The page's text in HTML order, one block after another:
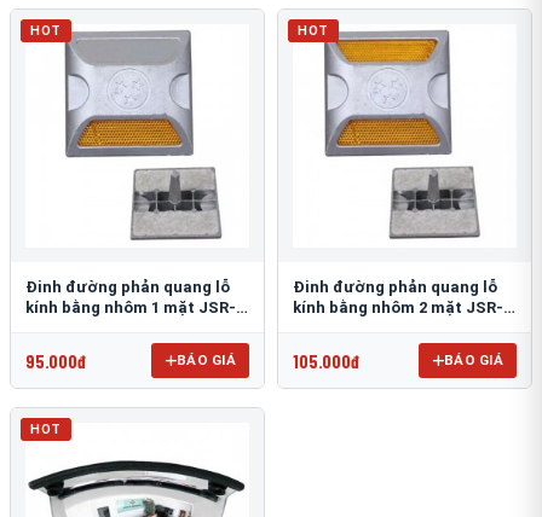
HOT
Đinh đường phản quang lỗ
kính bằng nhôm 1 mặt JSR-
95.000đ BÁO GIÁ
HOT
Đinh đường phản quang lỗ
kính bằng nhôm 2 mặt JSR-
105.000đ BÁO GIÁ
HOT